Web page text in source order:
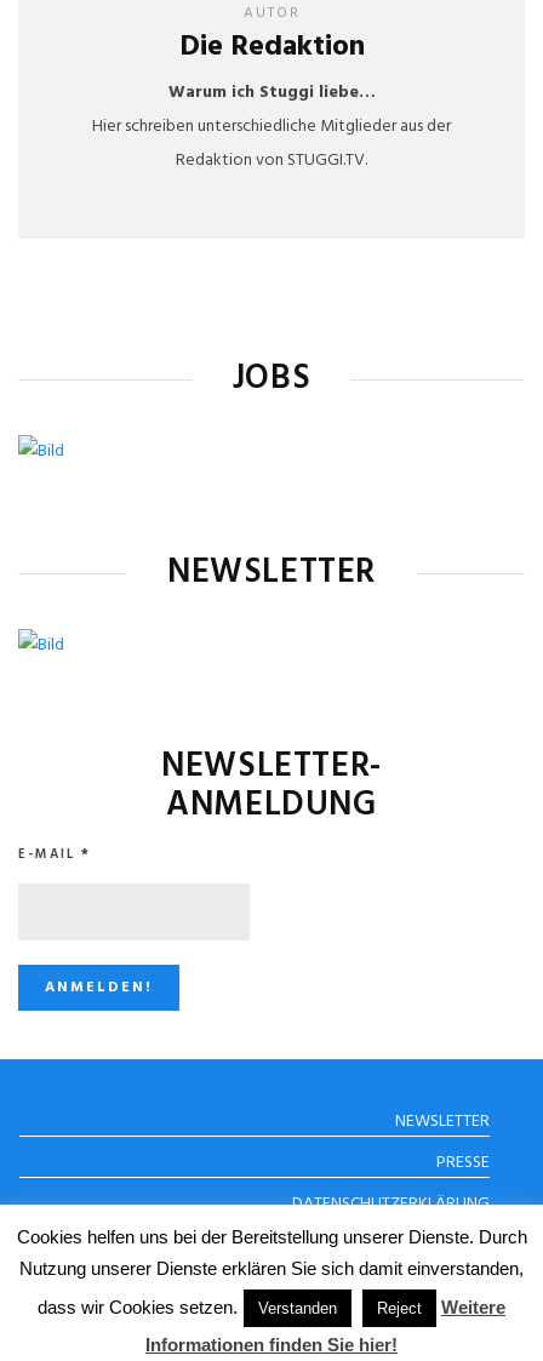
AUTOR
Die Redaktion
Warum ich Stuggi liebe…
Hier schreiben unterschiedliche Mitglieder aus der
Redaktion von STUGGI.TV.
JOBS
NEWSLETTER
NEWSLETTER-
ANMELDUNG
E-MAIL *
STUGGI.TV AUF
INSTAGRAM
NEWSLETTER
PRESSE
DATENSCHUTZERKLÄRUNG
IMPRESSUM
© Copyright 2024 STUGGI.TV
Cookies helfen uns bei der Bereitstellung unserer Dienste. Durch
Nutzung unserer Dienste erklären Sie sich damit einverstanden,
dass wir Cookies setzen.
Verstanden Reject
Weitere
Informationen finden Sie hier!